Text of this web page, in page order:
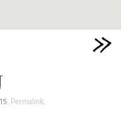
Permalink.